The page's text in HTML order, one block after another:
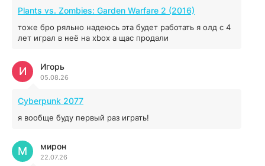
MAFIA: THE OLD COUNTRY
44.98 ГБ 2025
04.12.2025
Red Chaos - The Strict Order
04.12.2025
16.95 ГБ
04.12.2025
Plants vs. Zombies: Garden Warfare 2 (2016)
тоже бро ряльно надеюсь эта будет работать я олд с 4
лет играл в неё на xbox а щас продали
Игорь
05.08.26
И
Cyberpunk 2077
я вообще буду первый раз играть!
мирон
22.07.26
М